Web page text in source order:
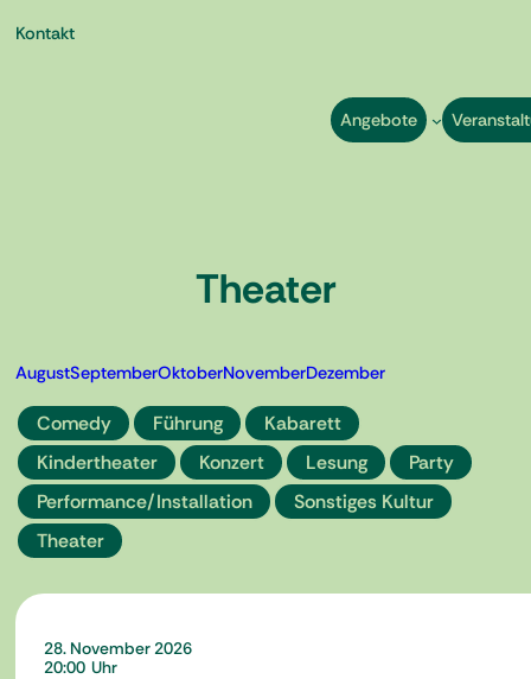
Kontakt
Angebote
Theater
AugustSeptemberOktoberNovemberDezember
Comedy Führung
Kabarett
Kindertheater
Konzert Lesung
Party
Performance/Installation
Sonstiges Kultur
Theater
28. November 2026
20:00